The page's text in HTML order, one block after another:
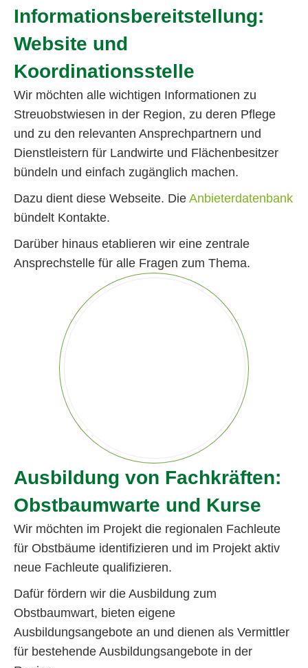
Informationsbereitstellung:
Website und
Koordinationsstelle
Wir möchten alle wichtigen Informationen zu
Streuobstwiesen in der Region, zu deren Pflege
und zu den relevanten Ansprechpartnern und
Dienstleistern für Landwirte und Flächenbesitzer
bündeln und einfach zugänglich machen.
Dazu dient diese Webseite. Die Anbieterdatenbank
bündelt Kontakte.
Darüber hinaus etablieren wir eine zentrale
Ansprechstelle für alle Fragen zum Thema.
Ausbildung von Fachkräften:
Obstbaumwarte und Kurse
Wir möchten im Projekt die regionalen Fachleute
für Obstbäume identifizieren und im Projekt aktiv
neue Fachleute qualifizieren.
Dafür fördern wir die Ausbildung zum
Obstbaumwart, bieten eigene
Ausbildungsangebote an und dienen als Vermittler
für bestehende Ausbildungsangebote in der